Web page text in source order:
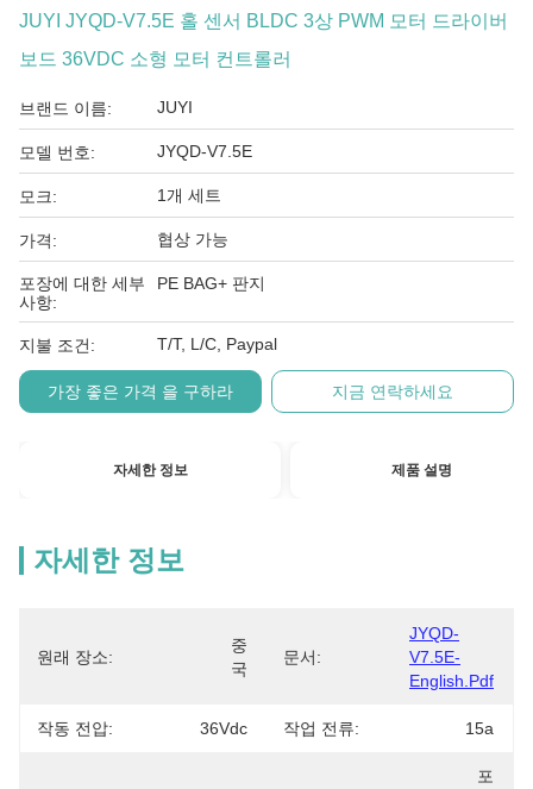
JUYI JYQD-V7.5E 홀 센서 BLDC 3상 PWM 모터 드라이버
보드 36VDC 소형 모터 컨트롤러
브랜드 이름: JUYI
모델 번호: JYQD-V7.5E
모크: 1개 세트
가격: 협상 가능
포장에 대한 세부
사항:
PE BAG+ 판지
지불 조건: T/T, L/C, Paypal
가장 좋은 가격 을 구하라 지금 연락하세요
자세한 정보 제품 설명
자세한 정보
원래 장소:
중
국
문서:
JYQD-
V7.5E-
English.pdf
작동 전압: 36Vdc 작업 전류: 15a
포